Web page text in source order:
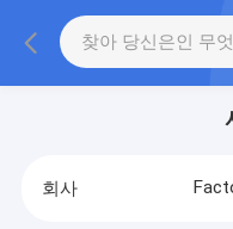
회사